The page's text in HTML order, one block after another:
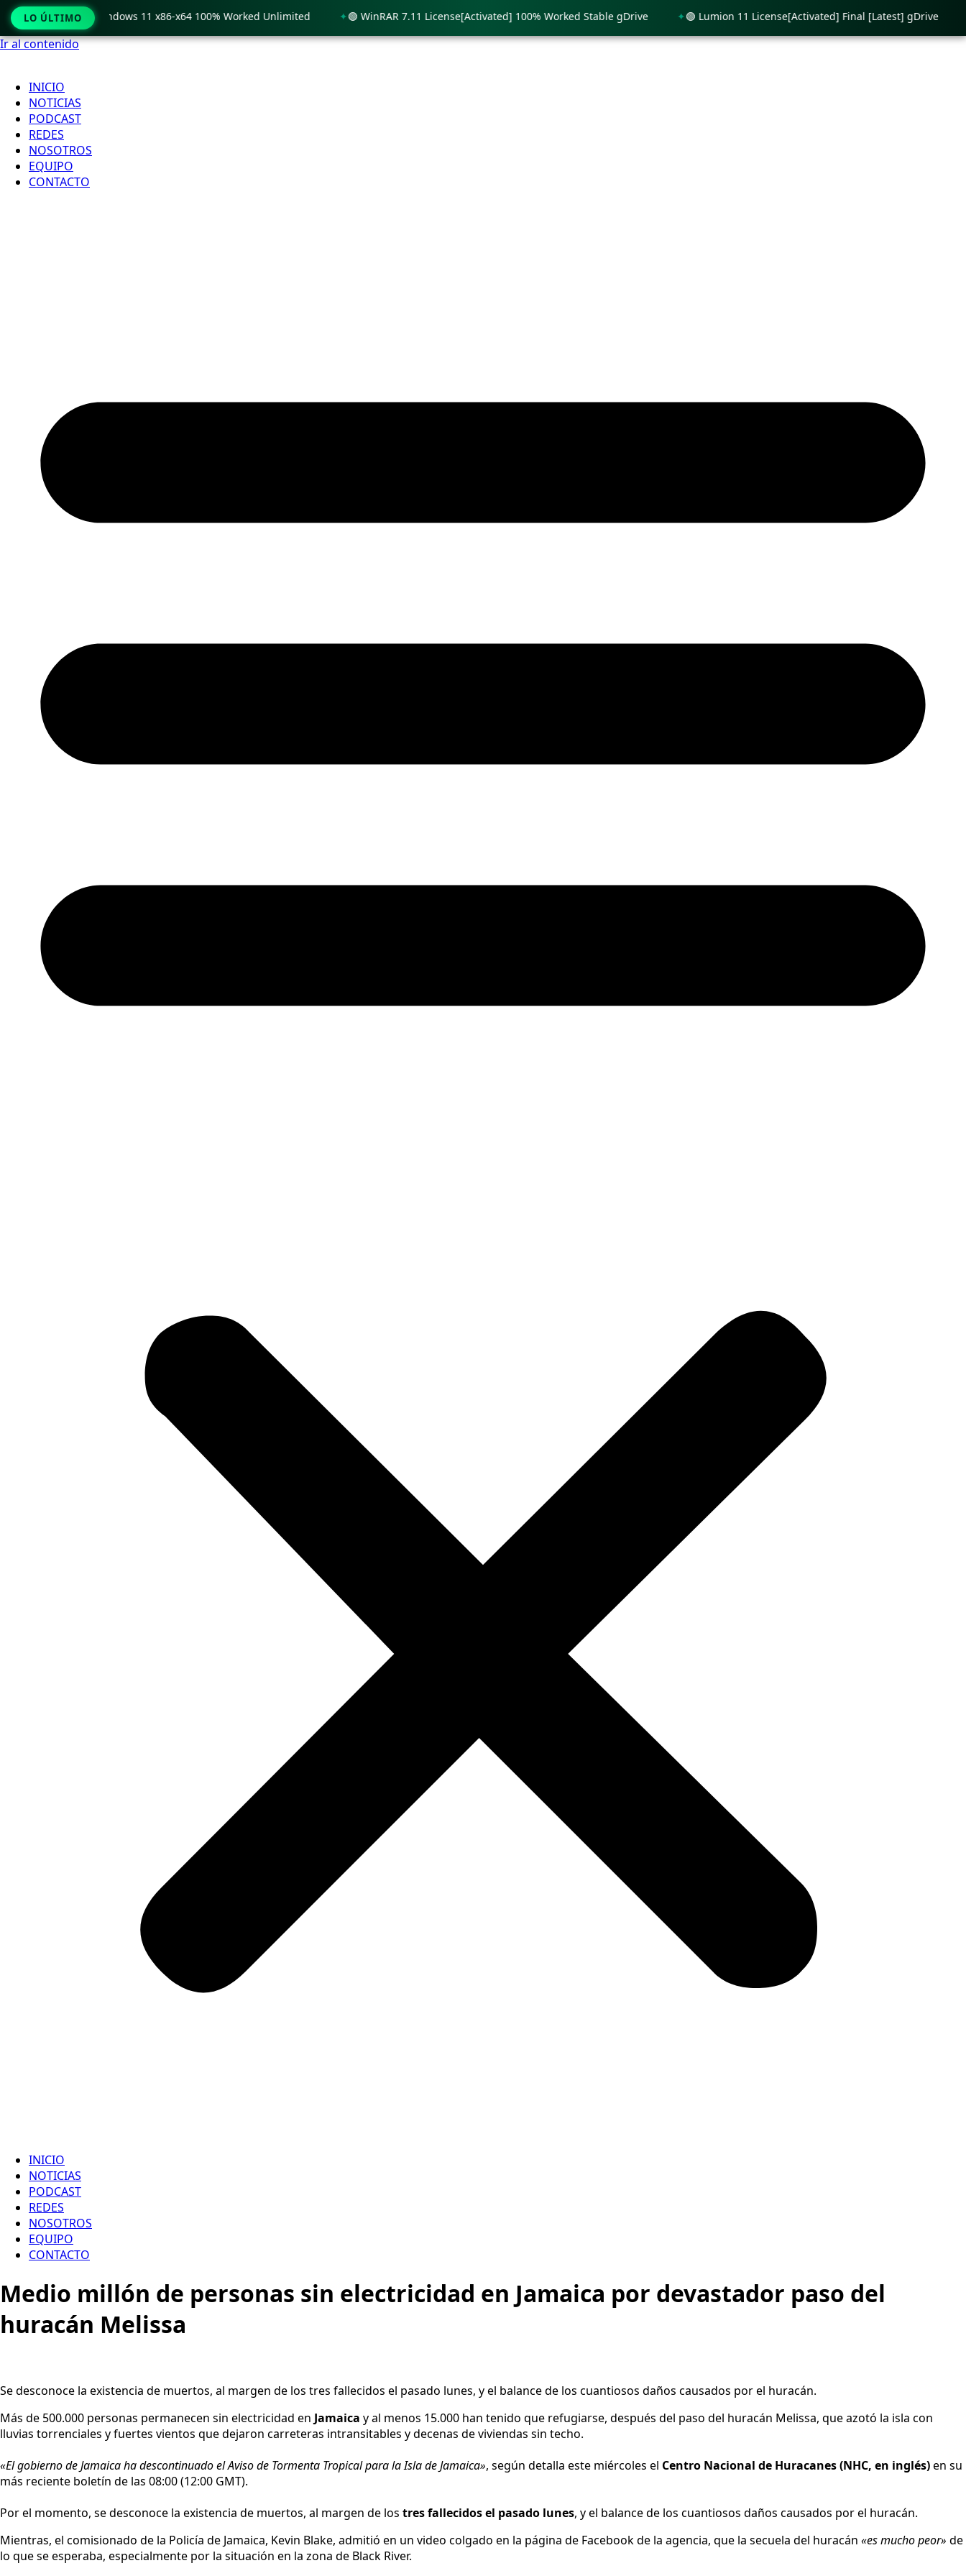
Ir al contenido
INICIO
NOTICIAS
PODCAST
REDES
NOSOTROS
EQUIPO
CONTACTO
INICIO
NOTICIAS
PODCAST
REDES
NOSOTROS
EQUIPO
CONTACTO
Medio millón de personas sin electricidad en Jamaica por devastador paso del
huracán Melissa
Se desconoce la existencia de muertos, al margen de los tres fallecidos el pasado lunes, y el balance de los cuantiosos daños causados por el huracán.
Más de 500.000 personas permanecen sin electricidad en Jamaica y al menos 15.000 han tenido que refugiarse, después del paso del huracán Melissa, que azotó la isla con
lluvias torrenciales y fuertes vientos que dejaron carreteras intransitables y decenas de viviendas sin techo.
«El gobierno de Jamaica ha descontinuado el Aviso de Tormenta Tropical para la Isla de Jamaica», según detalla este miércoles el Centro Nacional de Huracanes (NHC, en inglés)en su
más reciente boletín de las 08:00 (12:00 GMT).
Por el momento, se desconoce la existencia de muertos, al margen de los tres fallecidos el pasado lunes, y el balance de los cuantiosos daños causados por el huracán.
Mientras, el comisionado de la Policía de Jamaica, Kevin Blake, admitió en un video colgado en la página de Facebook de la agencia, que la secuela del huracán «es mucho peor» de
lo que se esperaba, especialmente por la situación en la zona de Black River.
LO ÚLTIMO
Crack only Windows 11 x86-x64 100% Worked Unlimited 🟢 WinRAR 7.11 License[Activated] 100% Worked Stable gDrive 🟢 Lumion 11 License[Activated] Final [Latest] gDrive